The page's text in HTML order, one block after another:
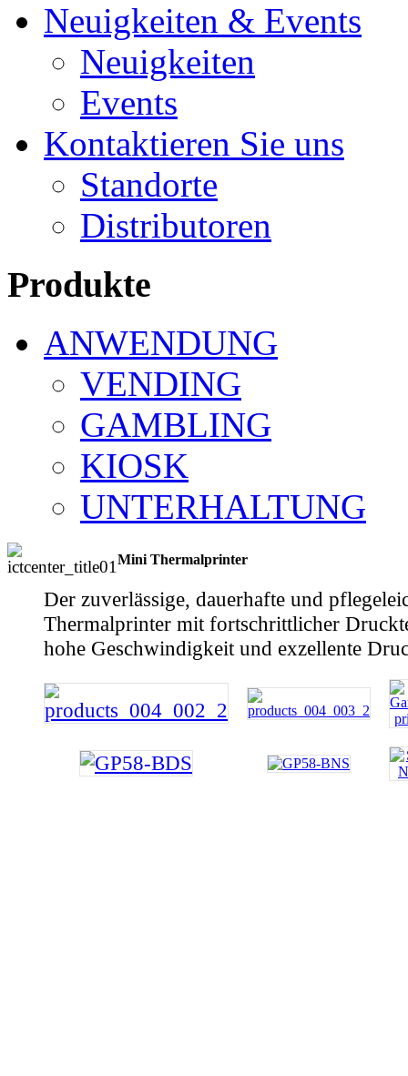
Neuigkeiten & Events
Neuigkeiten
Events
Kontaktieren Sie uns
Standorte
Distributoren
Produkte
ANWENDUNG
VENDING
GAMBLING
KIOSK
UNTERHALTUNG
Mini Thermalprinter
Der zuverlässige, dauerhafte und
Thermalprinter mit fortschrittlicher
hohe Geschwindigkeit und exzellente